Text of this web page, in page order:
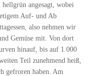
angesagt, wobei
Auf- und Ab
also nehmen wir
Gemüse mit. Von dort
hinauf, bis auf 1.000
Teil zunehmend heiß,
gefroren haben. Am